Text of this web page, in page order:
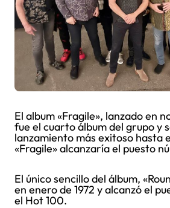
El album «Fragile», lanzado en
fue el cuarto álbum del grupo y
lanzamiento más exitoso hasta
«Fragile» alcanzaría el puesto
El único sencillo del álbum,
en enero de 1972 y alcanzó el
el Hot 100.